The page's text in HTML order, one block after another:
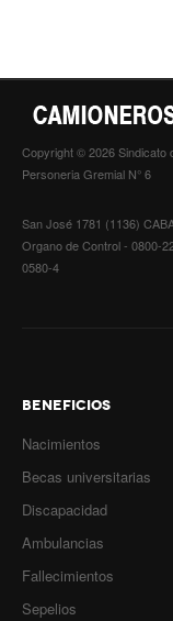
Secretaría de actas
Secretaría
Secretario tesorero
Secretaría de
Secretaria de la
Sec. accidente de
Secretaría de política
Copyright © 2026 Sindicato
Personeria Gremial N° 6
San José 1781 (1136)
Organo de Control - 0800-
0580-4
BENEFICIOS
Nacimientos
Becas universitarias
Discapacidad
Ambulancias
Fallecimientos
Sepelios